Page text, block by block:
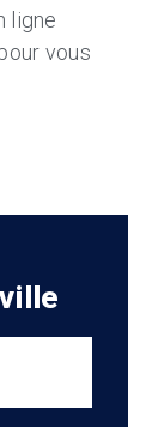
ligne
vous